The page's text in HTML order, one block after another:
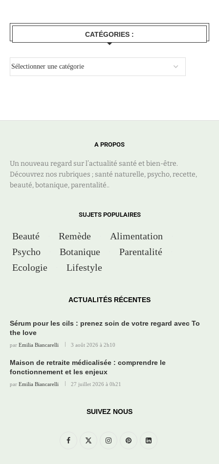
CATÉGORIES :
A PROPOS
Un nouveau regard sur l’actualité santé et bien-être.
Découvrez nos rubriques ; santé naturelle, psycho, recette,
beauté, botanique, parentalité..
SUJETS POPULAIRES
Beauté Remède
Alimentation
Psycho
Botanique
Parentalité
Ecologie
Lifestyle
ACTUALITÉS RÉCENTES
Sérum pour les cils : prenez soin de votre regard avec To
the love
par Emilia Biancarelli 3 août 2026 à 2h10
Maison de retraite médicalisée : comprendre le
fonctionnement et les enjeux
par Emilia Biancarelli 27 juillet 2026 à 0h21
SUIVEZ NOUS